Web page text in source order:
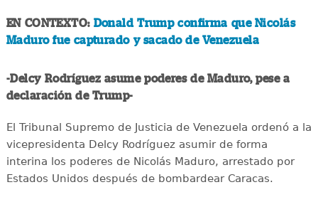
EN CONTEXTO: Donald Trump confirma que Nicolás
Maduro fue capturado y sacado de Venezuela
-Delcy Rodríguez asume poderes de Maduro, pese a
declaración de Trump-
El Tribunal Supremo de Justicia de Venezuela ordenó a la
vicepresidenta Delcy Rodríguez asumir de forma
interina los poderes de Nicolás Maduro, arrestado por
Estados Unidos después de bombardear Caracas.